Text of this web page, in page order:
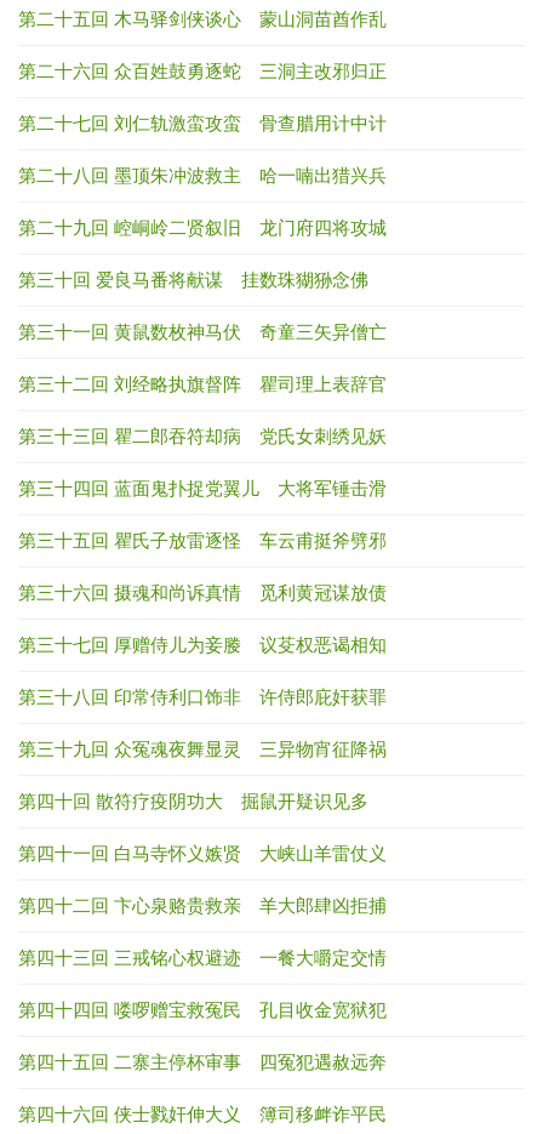
第二十五回 木马驿剑侠谈心 蒙山洞苗酋作乱
第二十六回 众百姓鼓勇逐蛇 三洞主改邪归正
第二十七回 刘仁轨激蛮攻蛮 骨查腊用计中计
第二十八回 墨顶朱冲波救主 哈一喃出猎兴兵
第二十九回 崆峒岭二贤叙旧 龙门府四将攻城
第三十回 爱良马番将献谋 挂数珠猢狲念佛
第三十一回 黄鼠数枚神马伏 奇童三矢异僧亡
第三十二回 刘经略执旗督阵 瞿司理上表辞官
第三十三回 瞿二郎吞符却病 党氏女刺绣见妖
第三十四回 蓝面鬼扑捉党翼儿 大将军锤击滑
第三十五回 瞿氏子放雷逐怪 车云甫挺斧劈邪
第三十六回 摄魂和尚诉真情 觅利黄冠谋放债
第三十七回 厚赠侍儿为妾媵 议芟权恶谒相知
第三十八回 印常侍利口饰非 许侍郎庇奸获罪
第三十九回 众冤魂夜舞显灵 三异物宵征降祸
第四十回 散符疗疫阴功大 掘鼠开疑识见多
第四十一回 白马寺怀义嫉贤 大峡山羊雷仗义
第四十二回 卞心泉赂贵救亲 羊大郎肆凶拒捕
第四十三回 三戒铭心权避迹 一餐大嚼定交情
第四十四回 喽啰赠宝救冤民 孔目收金宽狱犯
第四十五回 二寨主停杯审事 四冤犯遇赦远奔
第四十六回 侠士戮奸伸大义 簿司移衅诈平民